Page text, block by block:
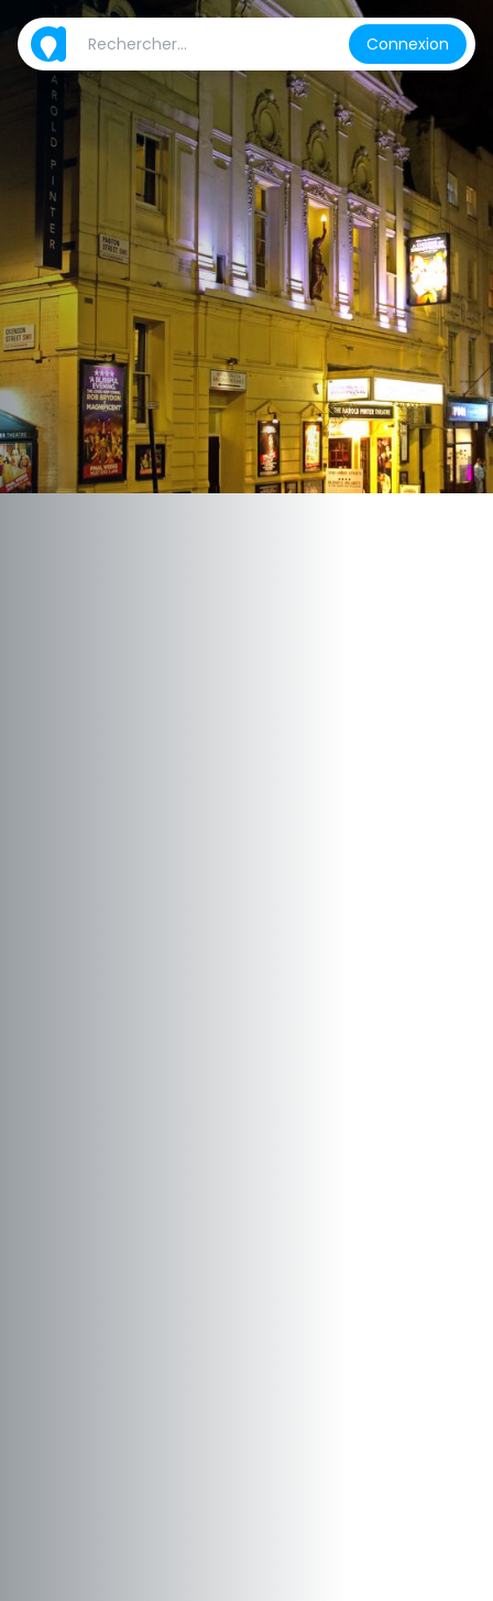
Connexion